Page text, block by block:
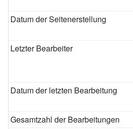
Datum der Seitenerstellung
Letzter Bearbeiter
Datum der letzten Bearbeitung
Gesamtzahl der Bearbeitungen